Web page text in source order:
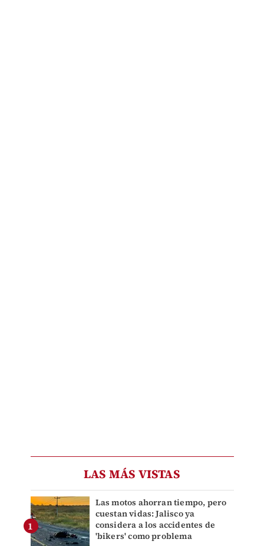
LAS MÁS VISTAS
Las motos ahorran tiempo, pero
cuestan vidas: Jalisco ya
considera a los accidentes de
'bikers' como problema